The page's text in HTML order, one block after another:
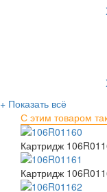
+ Показать всё
С этим товаром
Картридж
Картридж